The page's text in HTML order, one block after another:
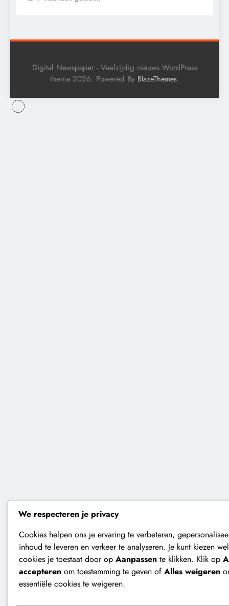
Digital Newspaper - Veelzijdig nieuws WordPress
thema 2026. Powered By BlazeThemes.
We respecteren je privacy
Cookies helpen ons je ervaring te verbeteren,
inhoud te leveren en verkeer te analyseren. Je kunt kiezen
cookies je toestaat door op Aanpassen te klikken. Klik op
accepteren om toestemming te geven of Alles weigeren
essentiële cookies te weigeren.